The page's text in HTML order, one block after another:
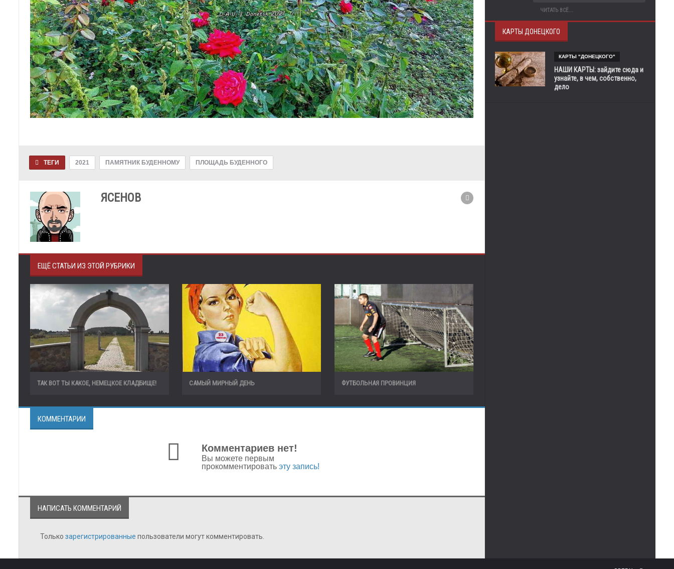
ТЕГИ 2021 ПАМЯТНИК БУДЕННОМУ ПЛОЩАДЬ БУДЕННОГО
ЯСЕНОВ
ЕЩЁ СТАТЬИ ИЗ ЭТОЙ РУБРИКИ
ТАК ВОТ ТЫ КАКОЕ, НЕМЕЦКОЕ КЛАДБИЩЕ! САМЫЙ МИРНЫЙ ДЕНЬ ФУТБОЛЬНАЯ ПРОВИНЦИЯ
КОММЕНТАРИИ
Комментариев нет!
Вы можете первым
прокомментировать эту запись!
НАПИСАТЬ КОММЕНТАРИЙ
Только зарегистрированные пользователи могут комментировать.
ЧИТАТЬ ВСЁ...
КАРТЫ ДОНЕЦКОГО
КАРТЫ "ДОНЕЦКОГО"
НАШИ КАРТЫ: зайдите сюда и
узнайте, в чем, собственно,
дело